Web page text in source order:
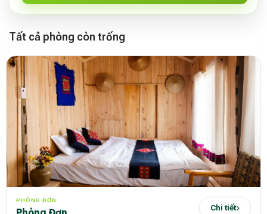
Tất cả phòng còn trống
PHÒNG ĐƠN
Chi tiết